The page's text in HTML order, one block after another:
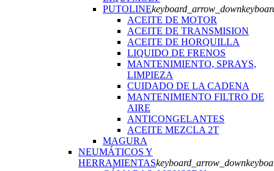
PUTOLINEkeyboard_arrow_down
ACEITE DE MOTOR
ACEITE DE TRANSMISION
ACEITE DE HORQUILLA
LIQUIDO DE FRENOS
MANTENIMIENTO, SPRAYS,
LIMPIEZA
CUIDADO DE LA CADENA
MANTENIMIENTO FILTRO DE
AIRE
ANTICONGELANTES
ACEITE MEZCLA 2T
MAGURA
NEUMÁTICOS Y
HERRAMIENTASkeyboard_arrow_down